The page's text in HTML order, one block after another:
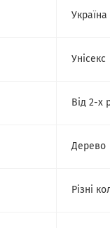
Україна
Унісекс
Від 2-х
Дерево
Різні